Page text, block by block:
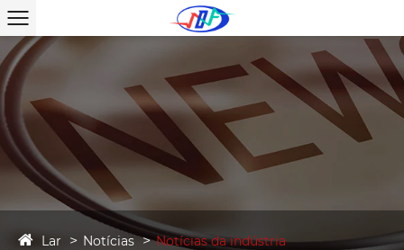
Lar Notícias Notícias da indústria